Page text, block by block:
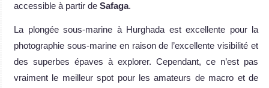
accessible à partir de Safaga.
La plongée sous-marine à Hurghada est excellente pour la
photographie sous-marine en raison de l’excellente visibilité et
des superbes épaves à explorer. Cependant, ce n’est pas
vraiment le meilleur spot pour les amateurs de macro et de